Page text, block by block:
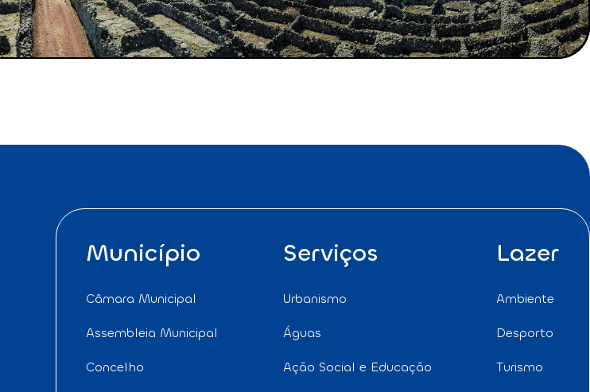
Município
Câmara Municipal
Assembleia Municipal
Concelho
Serviços
Urbanismo
Águas
Ação Social e Educação
Lazer
Ambiente
Desporto
Turismo